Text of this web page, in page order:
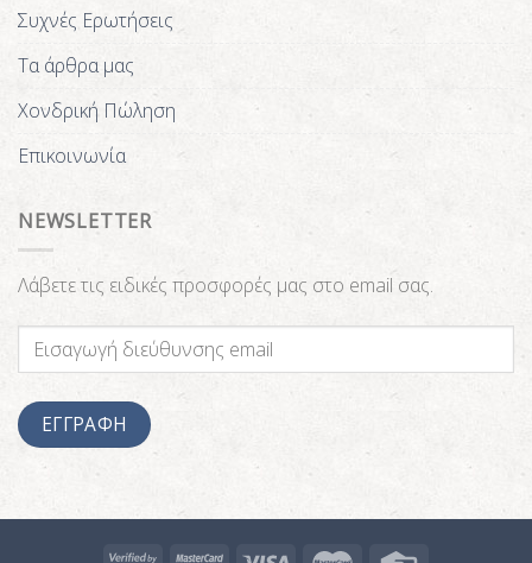
Συχνές Ερωτήσεις
Τα άρθρα μας
Χονδρική Πώληση
Επικοινωνία
NEWSLETTER
Λάβετε τις ειδικές προσφορές μας στο email σας.